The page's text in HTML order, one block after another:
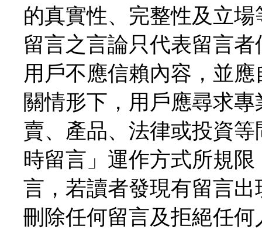
的真實性、完整性及立
留言之言論只代表留言
用戶不應信賴內容，並
關情形下，用戶應尋求
賣、產品、法律或投資
時留言」運作方式所規
言，若讀者發現有留言
刪除任何留言及拒絕任